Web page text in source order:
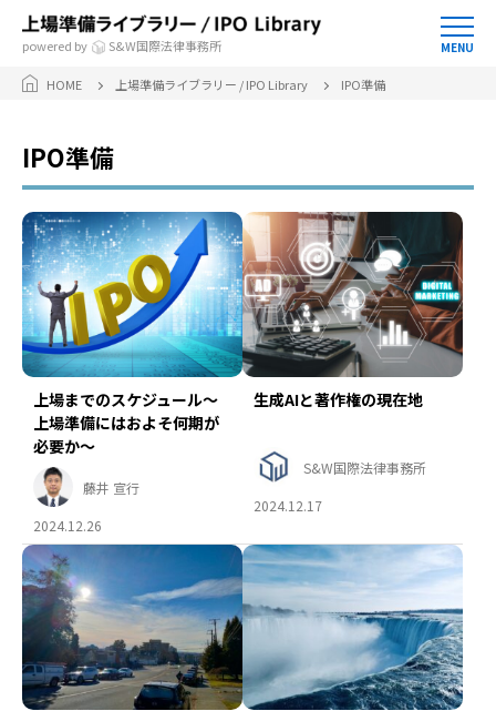
powered by S&W国際法律事務所 MENU
HOME 上場準備ライブラリー / IPO Library IPO準備
IPO準備
上場までのスケジュール～
上場準備にはおよそ何期が
必要か～
藤井 宣行
2024.12.26
生成AIと著作権の現在地
S&W国際法律事務所
2024.12.17